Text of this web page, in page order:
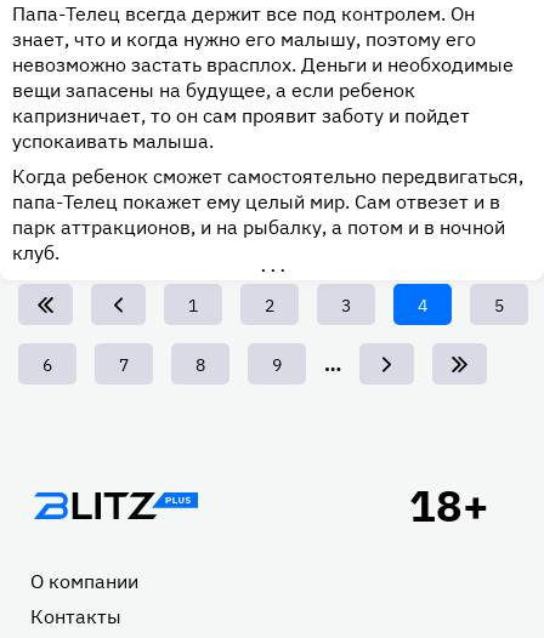
Папа-Телец всегда держит все под контролем. Он
знает, что и когда нужно его малышу, поэтому его
невозможно застать врасплох. Деньги и необходимые
вещи запасены на будущее, а если ребенок
капризничает, то он сам проявит заботу и пойдет
успокаивать малыша.
Когда ребенок сможет самостоятельно передвигаться,
папа-Телец покажет ему целый мир. Сам отвезет и в
парк аттракционов, и на рыбалку, а потом и в ночной
клуб.
•••
Page
1 Page
2 Page
3 Текущая
страница
4 Page
5
Page
6 Page
7 Page
8 Page
9 …
Подвал
О компании
Контакты